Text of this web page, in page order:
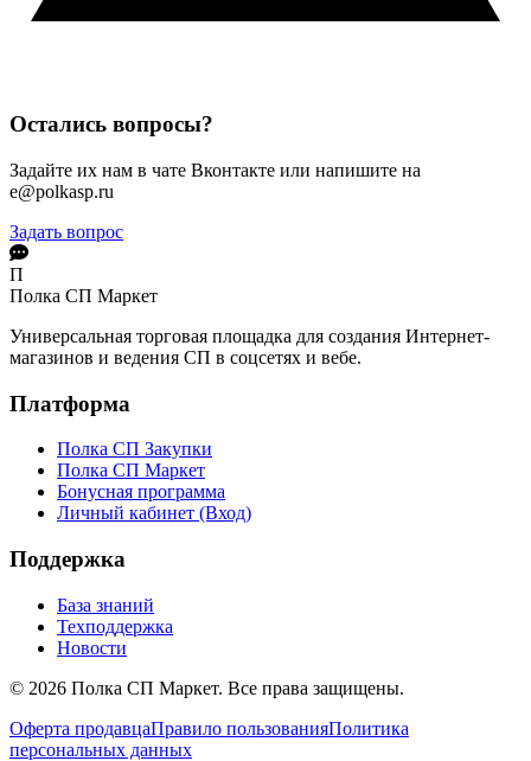
Остались вопросы?
Задайте их нам в чате Вконтакте или напишите на
e@polkasp.ru
Задать вопрос
П
Полка СП Маркет
Универсальная торговая площадка для создания Интернет-
магазинов и ведения СП в соцсетях и вебе.
Платформа
Полка СП Закупки
Полка СП Маркет
Бонусная программа
Личный кабинет (Вход)
Поддержка
База знаний
Техподдержка
Новости
© 2026 Полка СП Маркет. Все права защищены.
Оферта продавцаПравило пользованияПолитика
персональных данных